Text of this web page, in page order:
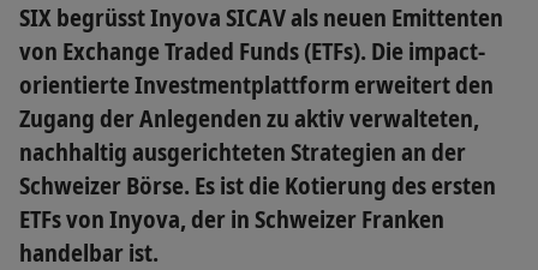
SIX begrüsst Inyova SICAV als neuen Emittenten
von Exchange Traded Funds (ETFs). Die impact-
orientierte Investmentplattform erweitert den
Zugang der Anlegenden zu aktiv verwalteten,
nachhaltig ausgerichteten Strategien an der
Schweizer Börse. Es ist die Kotierung des ersten
ETFs von Inyova, der in Schweizer Franken
handelbar ist.